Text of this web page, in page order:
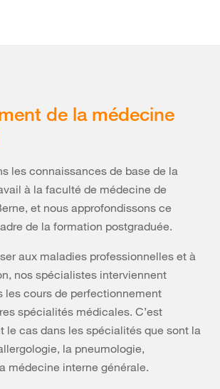
de la médecine
les connaissances de base de la
à la faculté de médecine de
et nous approfondissons ce
de la formation postgraduée.
aux maladies professionnelles et à
nos spécialistes interviennent
les cours de perfectionnement
spécialités médicales. C’est
le cas dans les spécialités que sont la
la pneumologie,
médecine interne générale.